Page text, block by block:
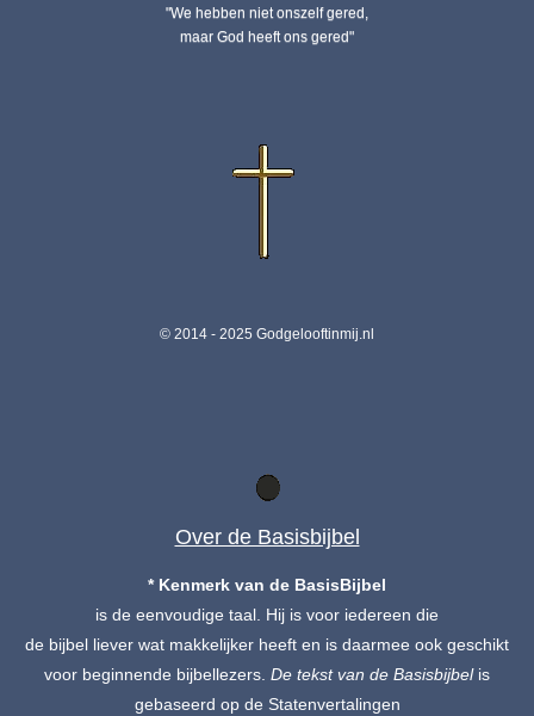
"We hebben niet onszelf gered,
maar God heeft ons gered"
© 2014 - 2025 Godgelooftinmij.nl
Over de Basisbijbel
* Kenmerk van de BasisBijbel
is de eenvoudige taal. Hij is voor iedereen die
de bijbel liever wat makkelijker heeft en is daarmee ook geschikt
voor beginnende bijbellezers. De tekstvan de Basisbijbelis
gebaseerd op de Statenvertalingen